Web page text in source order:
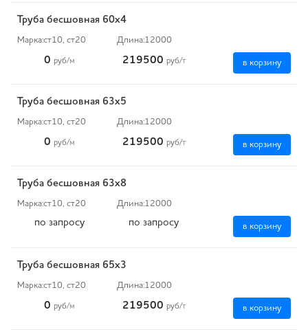
Труба бесшовная 60х4
Марка:ст10, ст20 Длина:12000
0 руб/м 219500 руб/т в корзину
Труба бесшовная 63х5
Марка:ст10, ст20 Длина:12000
0 руб/м 219500 руб/т в корзину
Труба бесшовная 63х8
Марка:ст10, ст20 Длина:12000
по запросу по запросу в корзину
Труба бесшовная 65х3
Марка:ст10, ст20 Длина:12000
0 руб/м 219500 руб/т в корзину